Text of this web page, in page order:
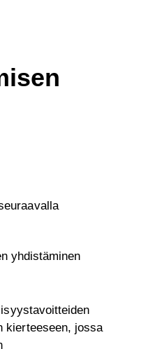
yhdistäminen
kierteeseen, jossa